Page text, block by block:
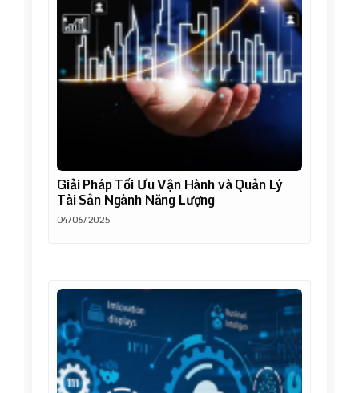
Giải Pháp Tối Ưu Vận Hành và Quản Lý
Tài Sản Ngành Năng Lượng
04/06/2025